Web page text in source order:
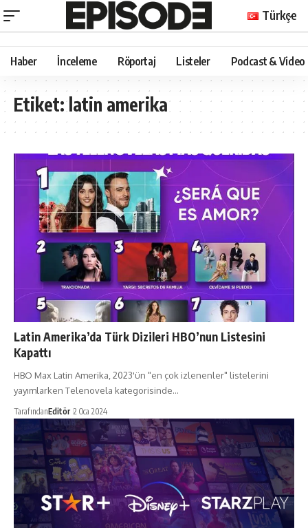
Türkçe
Haber İnceleme Röportaj Listeler Podcast & Video
Etiket:latin amerika
Latin Amerika’da Türk Dizileri HBO’nun Listesini
Kapattı
HBO Max Latin Amerika, 2023'ün "en çok izlenenler" listelerini
yayımlarken Telenovela kategorisinde…
TarafındanEditör 2 Oca 2024